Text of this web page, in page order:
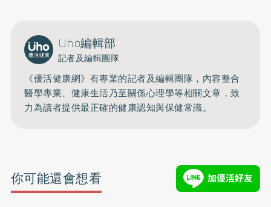
Uho編輯部
記者及編輯團隊
《優活健康網》有專業的記者及編輯團隊，內容整合
醫學專業、健康生活乃至關係心理學等相關文章，致
力為讀者提供最正確的健康認知與保健常識。
你可能還會想看